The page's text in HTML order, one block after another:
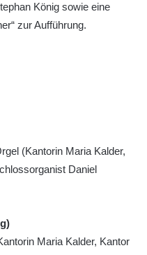
König sowie eine
zur Aufführung.
(Kantorin Maria Kalder,
Daniel
Maria Kalder, Kantor